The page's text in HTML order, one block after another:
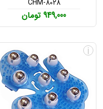
CHM-8028
949,000 تومان
i